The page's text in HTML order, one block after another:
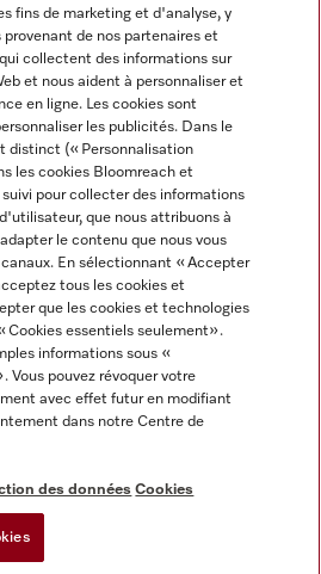
fins de marketing et d'analyse, y
de nos partenaires et
collectent des informations sur
et nous aident à personnaliser et
en ligne. Les cookies sont
les publicités. Dans le
distinct (« Personnalisation
les cookies Bloomreach et
pour collecter des informations
que nous attribuons à
le contenu que nous vous
En sélectionnant « Accepter
tous les cookies et
que les cookies et technologies
Cookies essentiels seulement».
informations sous «
Vous pouvez révoquer votre
avec effet futur en modifiant
dans notre Centre de
des données Cookies